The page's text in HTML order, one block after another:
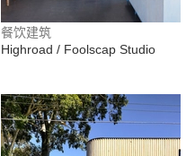
餐饮建筑
Highroad / Foolscap Studio